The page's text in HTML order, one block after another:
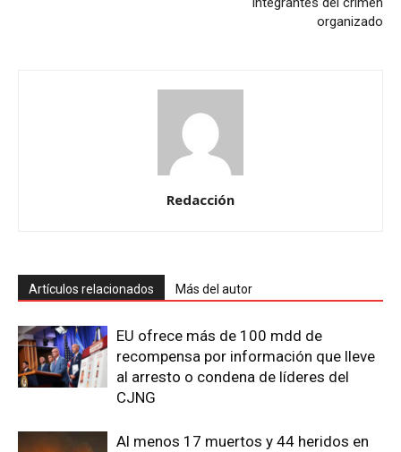
organizado
Redacción
Artículos relacionados Más del autor
EU ofrece más de 100 mdd de
recompensa por información que lleve
al arresto o condena de líderes del
CJNG
Al menos 17 muertos y 44 heridos en